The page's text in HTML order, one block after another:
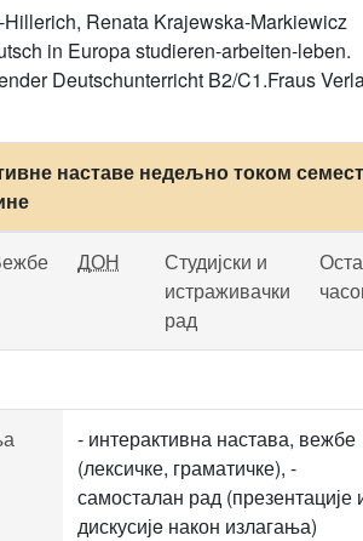
Renata Krajewska-Markiewicz
in Europa studieren-arbeiten-leben.
Deutschunterricht B2/C1.Fraus
наставе недељно током
ДОН
Студијски и
истраживачки
рад
- интерактивна настава, вежбе
(лексичке, граматичке), -
самосталан рад (презентације
дискусијe након излагања)